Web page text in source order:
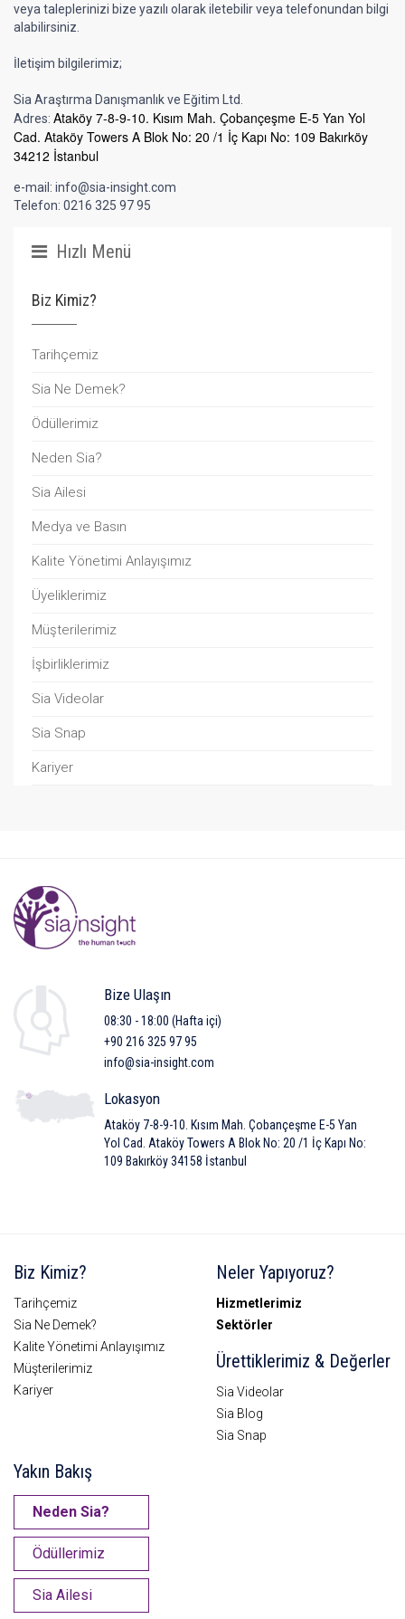
veya taleplerinizi bize yazılı olarak iletebilir veya telefonundan bilgi
alabilirsiniz.
İletişim bilgilerimiz;
Sia Araştırma Danışmanlık ve Eğitim Ltd.
Adres: Ataköy 7-8-9-10. Kısım Mah. Çobançeşme E-5 Yan Yol
Cad. Ataköy Towers A Blok No: 20 /1 İç Kapı No: 109 Bakırköy
34212 İstanbul
e-mail: info@sia-insight.com
Telefon: 0216 325 97 95
Hızlı Menü
Biz Kimiz?
Tarihçemiz
Sia Ne Demek?
Ödüllerimiz
Neden Sia?
Sia Ailesi
Medya ve Basın
Kalite Yönetimi Anlayışımız
Üyeliklerimiz
Müşterilerimiz
İşbirliklerimiz
Sia Videolar
Sia Snap
Kariyer
Bize Ulaşın
08:30 - 18:00 (Hafta içi)
+90 216 325 97 95
info@sia-insight.com
Lokasyon
Ataköy 7-8-9-10. Kısım Mah. Çobançeşme E-5 Yan
Yol Cad. Ataköy Towers A Blok No: 20 /1 İç Kapı No:
109 Bakırköy 34158 İstanbul
Biz Kimiz?
Tarihçemiz
Sia Ne Demek?
Kalite Yönetimi Anlayışımız
Müşterilerimiz
Kariyer
Neler Yapıyoruz?
Hizmetlerimiz
Sektörler
Ürettiklerimiz & Değerler
Sia Videolar
Sia Blog
Sia Snap
Yakın Bakış
Neden Sia?
Ödüllerimiz
Sia Ailesi